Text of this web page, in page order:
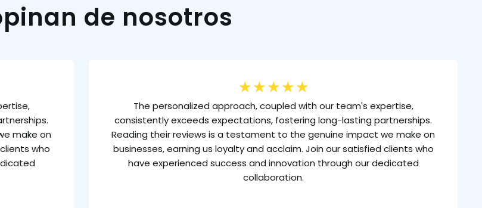
de nosotros
make on
who
★ ★ ★ ★ ★
The personalized approach, coupled with our team's expertise,
consistently exceeds expectations, fostering long-lasting partnerships.
Reading their reviews is a testament to the genuine impact we make on
businesses, earning us loyalty and acclaim. Join our satisfied clients who
have experienced success and innovation through our dedicated
collaboration.